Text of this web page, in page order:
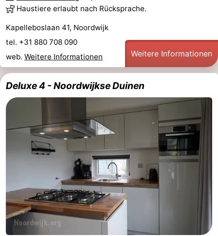
Haustiere erlaubt nach Rücksprache.
Kapelleboslaan 41, Noordwijk
tel. +31 880 708 090
web. Weitere Informationen Weitere Informationen
Deluxe 4 - Noordwijkse Duinen